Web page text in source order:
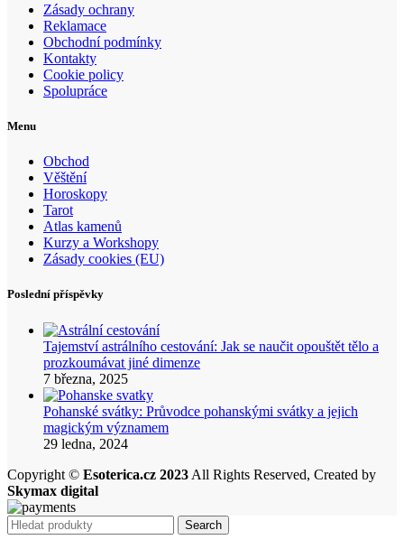
Zásady ochrany
Reklamace
Obchodní podmínky
Kontakty
Cookie policy
Spolupráce
Menu
Obchod
Věštění
Horoskopy
Tarot
Atlas kamenů
Kurzy a Workshopy
Zásady cookies (EU)
Poslední příspěvky
Tajemství astrálního cestování: Jak se naučit opouštět tělo a
prozkoumávat jiné dimenze
7 března, 2025
Pohanské svátky: Průvodce pohanskými svátky a jejich
magickým významem
29 ledna, 2024
Copyright © Esoterica.cz 2023 All Rights Reserved, Created by
Skymax digital
Search